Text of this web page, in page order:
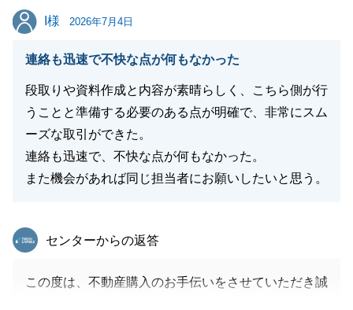
I様
I様 2026年7月4日
連絡も迅速で不快な点が何もなかった
段取りや資料作成と内容が素晴らしく、こちら側が行
うことと準備する必要のある点が明確で、非常にスム
ーズな取引ができた。
連絡も迅速で、不快な点が何もなかった。
また機会があれば同じ担当者にお願いしたいと思う。
東急リバブル
センターからの返答
この度は、不動産購入のお手伝いをさせていただき誠